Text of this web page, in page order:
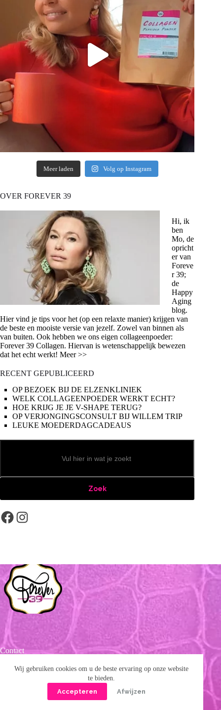
Wij gebruiken cookies om u de beste ervaring op onze website
te bieden.
Accepteren
Afwijzen
Meer laden Volg op Instagram
OVER FOREVER 39
Hi, ik
ben
Mo, de
opricht
er van
Foreve
r 39;
de
Happy
Aging
blog.
Hier vind je tips voor het (op een relaxte manier) krijgen van
de beste en mooiste versie van jezelf. Zowel van binnen als
van buiten. Ook hebben we ons eigen collageenpoeder:
Forever 39 Collagen. Hiervan is wetenschappelijk bewezen
dat het echt werkt! Meer >>
RECENT GEPUBLICEERD
OP BEZOEK BIJ DE ELZENKLINIEK
WELK COLLAGEENPOEDER WERKT ECHT?
HOE KRIJG JE JE V-SHAPE TERUG?
OP VERJONGINGSCONSULT BIJ WILLEM TRIP
LEUKE MOEDERDAGCADEAUS
Zoeken
Zoek
Facebook
Instagram
Contact
info@forever39.nl
INFORMATIE